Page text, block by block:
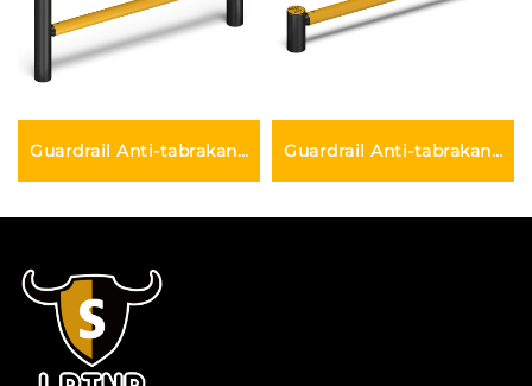
Guardrail Anti-tabrakan
Fleksibel
Guardrail Anti-tabrakan
Fleksibel